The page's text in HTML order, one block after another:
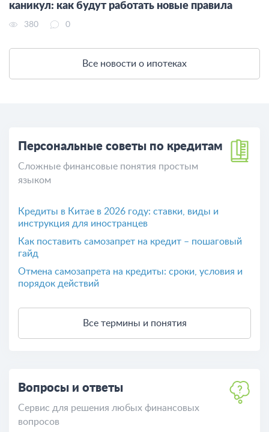
каникул: как будут работать новые правила
380 0
Все новости о ипотеках
Персональные советы по кредитам
Сложные финансовые понятия простым
языком
Кредиты в Китае в 2026 году: ставки, виды и
инструкция для иностранцев
Как поставить самозапрет на кредит – пошаговый
гайд
Отмена самозапрета на кредиты: сроки, условия и
порядок действий
Все термины и понятия
Вопросы и ответы
Сервис для решения любых финансовых
вопросов